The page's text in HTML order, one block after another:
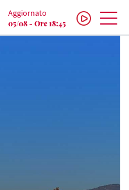
Aggiornato
05/08 - Ore 18:45